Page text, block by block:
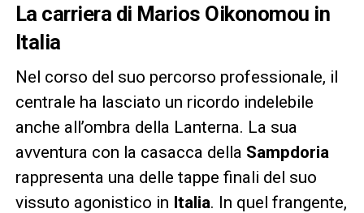
La carriera di Marios Oikonomou in
Italia
Nel corso del suo percorso professionale, il
centrale ha lasciato un ricordo indelebile
anche all’ombra della Lanterna. La sua
avventura con la casacca della Sampdoria
rappresenta una delle tappe finali del suo
vissuto agonistico in Italia. In quel frangente,